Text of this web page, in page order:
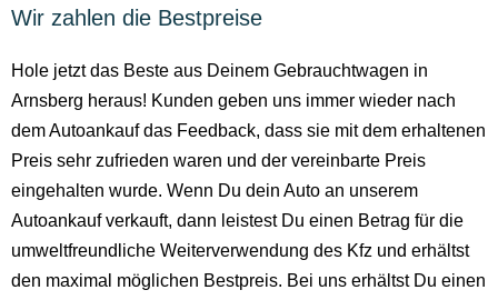
Wir zahlen die Bestpreise
Hole jetzt das Beste aus Deinem Gebrauchtwagen in
Arnsberg heraus! Kunden geben uns immer wieder nach
dem Autoankauf das Feedback, dass sie mit dem erhaltenen
Preis sehr zufrieden waren und der vereinbarte Preis
eingehalten wurde. Wenn Du dein Auto an unserem
Autoankauf verkauft, dann leistest Du einen Betrag für die
umweltfreundliche Weiterverwendung des Kfz und erhältst
den maximal möglichen Bestpreis. Bei uns erhältst Du einen